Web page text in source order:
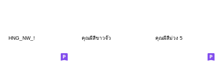
HNG_NW_! คุณผีสีขาวจั๊ว คุณผีสีม่วง 5